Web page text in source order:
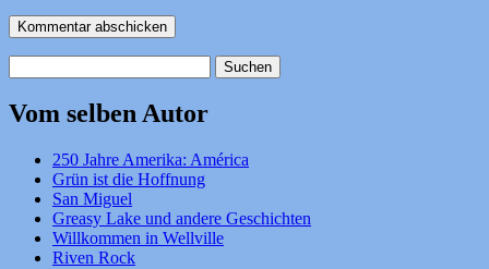
nach:
Vom selben Autor
250 Jahre Amerika: América
Grün ist die Hoffnung
San Miguel
Greasy Lake und andere Geschichten
Willkommen in Wellville
Riven Rock